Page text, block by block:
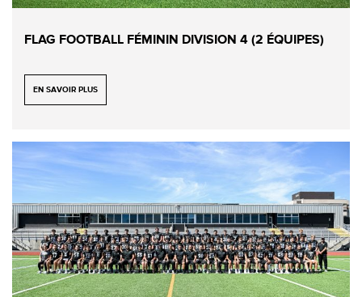
FLAG FOOTBALL FÉMININ DIVISION 4 (2 ÉQUIPES)
EN SAVOIR PLUS